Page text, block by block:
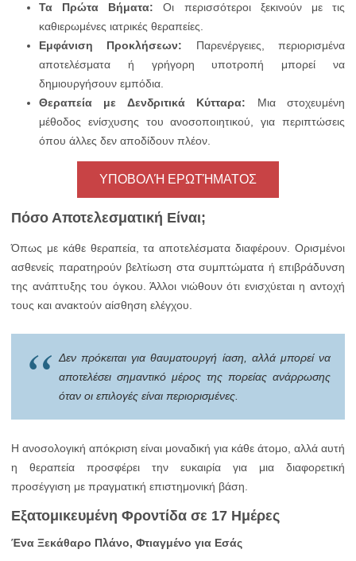
Τα Πρώτα Βήματα: Οι περισσότεροι ξεκινούν με τις
καθιερωμένες ιατρικές θεραπείες.
Εμφάνιση Προκλήσεων: Παρενέργειες, περιορισμένα
αποτελέσματα ή γρήγορη υποτροπή μπορεί να
δημιουργήσουν εμπόδια.
Θεραπεία με Δενδριτικά Κύτταρα: Μια στοχευμένη
μέθοδος ενίσχυσης του ανοσοποιητικού, για περιπτώσεις
όπου άλλες δεν αποδίδουν πλέον.
ΥΠΟΒΟΛΉ ΕΡΩΤΉΜΑΤΟΣ
Πόσο Αποτελεσματική Είναι;
Όπως με κάθε θεραπεία, τα αποτελέσματα διαφέρουν. Ορισμένοι
ασθενείς παρατηρούν βελτίωση στα συμπτώματα ή επιβράδυνση
της ανάπτυξης του όγκου. Άλλοι νιώθουν ότι ενισχύεται η αντοχή
τους και ανακτούν αίσθηση ελέγχου.
Δεν πρόκειται για θαυματουργή ίαση, αλλά μπορεί να
αποτελέσει σημαντικό μέρος της πορείας ανάρρωσης
όταν οι επιλογές είναι περιορισμένες.
Η ανοσολογική απόκριση είναι μοναδική για κάθε άτομο, αλλά αυτή
η θεραπεία προσφέρει την ευκαιρία για μια διαφορετική
προσέγγιση με πραγματική επιστημονική βάση.
Εξατομικευμένη Φροντίδα σε 17 Ημέρες
Ένα Ξεκάθαρο Πλάνο, Φτιαγμένο για Εσάς